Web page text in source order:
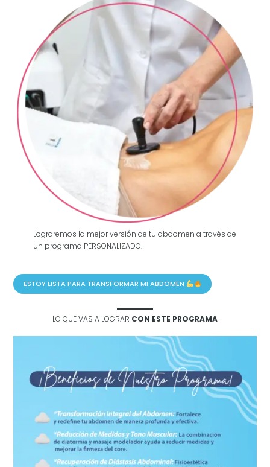
Lograremos la mejor versión de tu abdomen a través de
un programa PERSONALIZADO.
ESTOY LISTA PARA TRANSFORMAR MI ABDOMEN
LO QUE VAS A LOGRAR CON ESTE PROGRAMA